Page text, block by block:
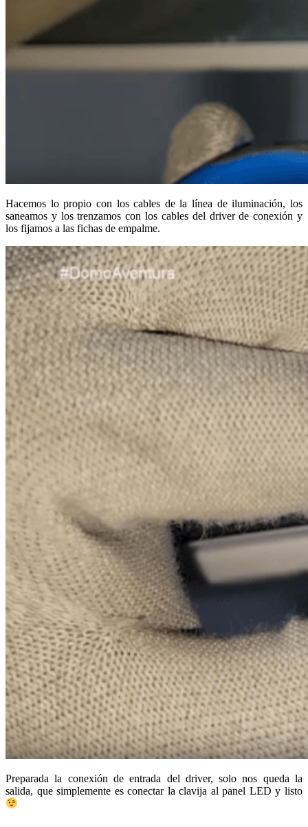
Hacemos lo propio con los cables de la línea de iluminación, los
saneamos y los trenzamos con los cables del driver de conexión y
los fijamos a las fichas de empalme.
Preparada la conexión de entrada del driver, solo nos queda la
salida, que simplemente es conectar la clavija al panel LED y listo